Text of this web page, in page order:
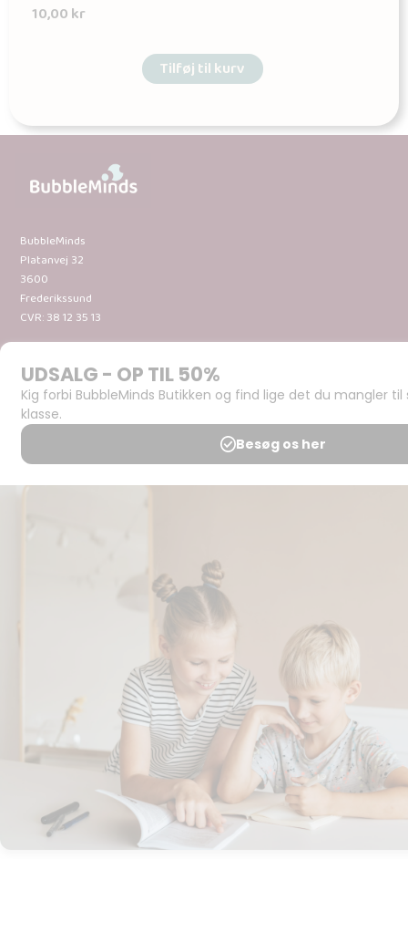
10,00kr
Tilføj til kurv
BubbleMinds
Platanvej 32
3600
Frederikssund
CVR: 38 12 35 13
Om
Materialerne
Bliv
Spørgsmål og
Medlemsbetingelser
Udgiveraftale
brugsbetingelser
Privatlivspolitik
Annoncering